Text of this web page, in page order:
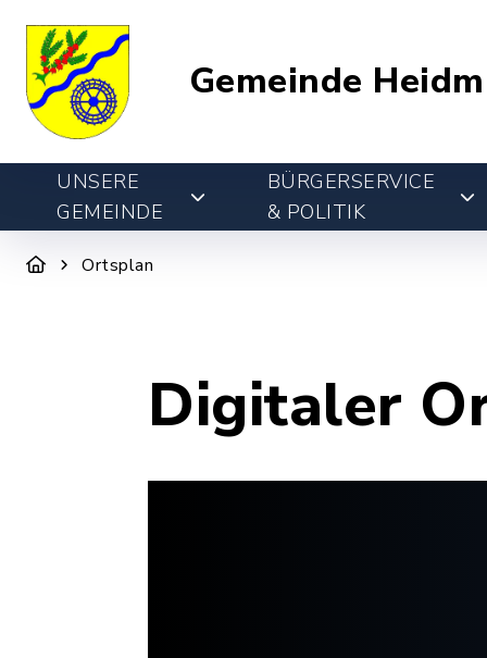
Gemeinde
UNSERE
GEMEINDE
BÜRGERSERVICE
& POLITIK
Ortsplan
Digitaler